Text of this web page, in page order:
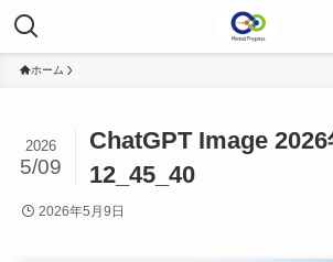
ホーム
ChatGPT Image 2026
12_45_40
2026
5/09
2026年5月9日